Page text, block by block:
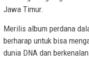
Jawa Timur.
Merilis album perdana
berharap untuk bisa
dunia DNA dan